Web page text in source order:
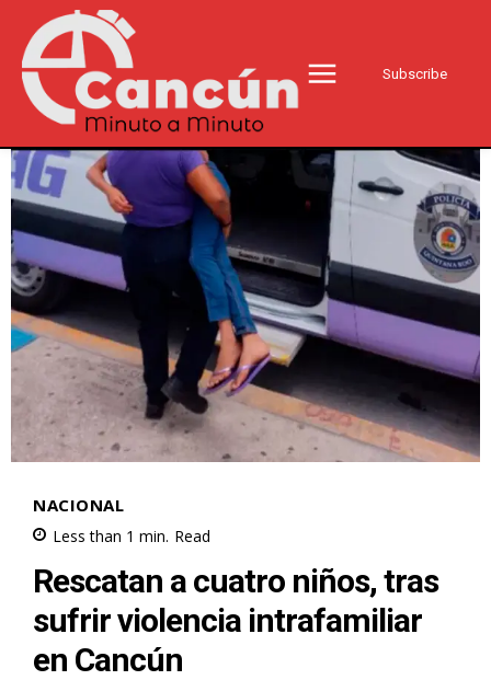
Subscribe
NACIONAL
Less than 1 min. Read
Rescatan a cuatro niños, tras
sufrir violencia intrafamiliar
en Cancún